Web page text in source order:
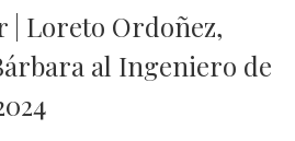
| Loreto Ordoñez,
al Ingeniero de